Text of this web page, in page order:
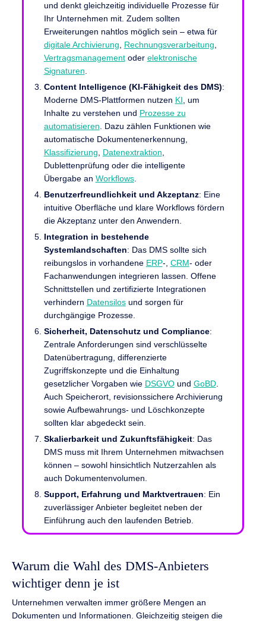
und denkt gleichzeitig individuelle Prozesse für
Ihr Unternehmen mit. Zudem sollten
Erweiterungen nahtlos möglich sein – etwa für
digitale Archivierung, Rechnungsverarbeitung,
Vertragsmanagementoder elektronische
Signaturen.
Content Intelligence (KI-Fähigkeit des DMS):
Moderne DMS-Plattformen nutzen KI, um
Inhalte zu verstehen und Prozesse zu
automatisieren. Dazu zählen Funktionen wie
automatische Dokumentenerkennung,
Klassifizierung, Datenextraktion,
Dublettenprüfung oder die intelligente
Übergabe an Workflows.
Benutzerfreundlichkeit und Akzeptanz: Eine
intuitive Oberfläche und klare Workflows fördern
die Akzeptanz unter den Anwendern.
Integration in bestehende
Systemlandschaften: Das DMS sollte sich
reibungslos in vorhandene ERP-, CRM- oder
Fachanwendungen integrieren lassen. Offene
Schnittstellen und zertifizierte Integrationen
verhindern Datensilosund sorgen für
durchgängige Prozesse.
Sicherheit, Datenschutz und Compliance:
Zentrale Anforderungen sind verschlüsselte
Datenübertragung, differenzierte
Zugriffskonzepte und die Einhaltung
gesetzlicher Vorgaben wie DSGVOund GoBD.
Auch Speicherort, revisionssichere Archivierung
sowie Aufbewahrungs- und Löschkonzepte
sollten klar abgedeckt sein.
Skalierbarkeit und Zukunftsfähigkeit: Das
DMS muss mit Ihrem Unternehmen mitwachsen
können – sowohl hinsichtlich Nutzerzahlen als
auch Dokumentenvolumen.
Support, Erfahrung und Marktvertrauen: Ein
zuverlässiger Anbieter begleitet neben der
Einführung auch den laufenden Betrieb.
Warum die Wahl des DMS-Anbieters
wichtiger denn je ist
Unternehmen verwalten immer größere Mengen an
Dokumenten und Informationen. Gleichzeitig steigen die